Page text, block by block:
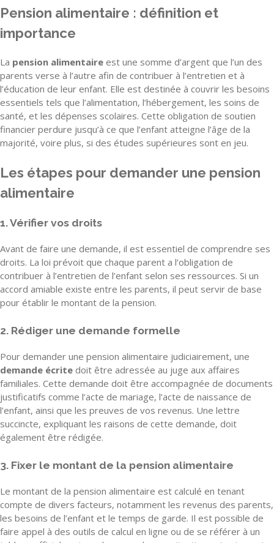
Pension alimentaire : définition et
importance
La pension alimentaire est une somme d’argent que l’un des
parents verse à l’autre afin de contribuer à l’entretien et à
l’éducation de leur enfant. Elle est destinée à couvrir les besoins
essentiels tels que l’alimentation, l’hébergement, les soins de
santé, et les dépenses scolaires. Cette obligation de soutien
financier perdure jusqu’à ce que l’enfant atteigne l’âge de la
majorité, voire plus, si des études supérieures sont en jeu.
Les étapes pour demander une pension
alimentaire
1. Vérifier vos droits
Avant de faire une demande, il est essentiel de comprendre ses
droits. La loi prévoit que chaque parent a l’obligation de
contribuer à l’entretien de l’enfant selon ses ressources. Si un
accord amiable existe entre les parents, il peut servir de base
pour établir le montant de la pension.
2. Rédiger une demande formelle
Pour demander une pension alimentaire judiciairement, une
demande écrite doit être adressée au juge aux affaires
familiales. Cette demande doit être accompagnée de documents
justificatifs comme l’acte de mariage, l’acte de naissance de
l’enfant, ainsi que les preuves de vos revenus. Une lettre
succincte, expliquant les raisons de cette demande, doit
également être rédigée.
3. Fixer le montant de la pension alimentaire
Le montant de la pension alimentaire est calculé en tenant
compte de divers facteurs, notamment les revenus des parents,
les besoins de l’enfant et le temps de garde. Il est possible de
faire appel à des outils de calcul en ligne ou de se référer à un